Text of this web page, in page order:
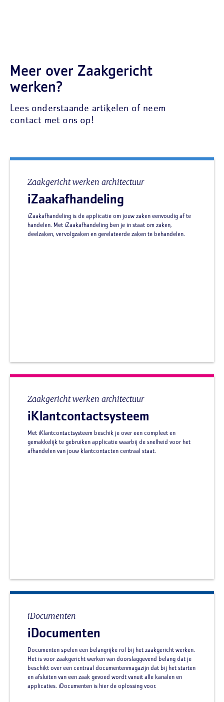
Meer over Zaakgericht
werken?
Lees onderstaande artikelen of neem
contact met ons op!
Zaakgericht werken architectuur
iZaakafhandeling
iZaakafhandeling is de applicatie om jouw zaken eenvoudig af te
handelen. Met iZaakafhandeling ben je in staat om zaken,
deelzaken, vervolgzaken en gerelateerde zaken te behandelen.
Zaakgericht werken architectuur
iKlantcontactsysteem
Met iKlantcontactsysteem beschik je over een compleet en
gemakkelijk te gebruiken applicatie waarbij de snelheid voor het
afhandelen van jouw klantcontacten centraal staat.
iDocumenten
iDocumenten
Documenten spelen een belangrijke rol bij het zaakgericht werken.
Het is voor zaakgericht werken van doorslaggevend belang dat je
beschikt over een centraal documentenmagazijn dat bij het starten
en afsluiten van een zaak gevoed wordt vanuit alle kanalen en
applicaties. iDocumenten is hier de oplossing voor.